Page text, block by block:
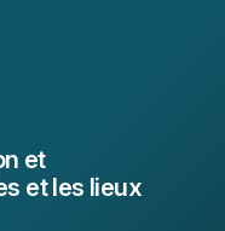
et
et les lieux